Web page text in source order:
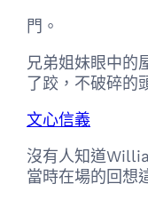
門。
兄弟姐妹眼中的
了跤，不破碎的
文心信義
沒有人知道
當時在場的回想